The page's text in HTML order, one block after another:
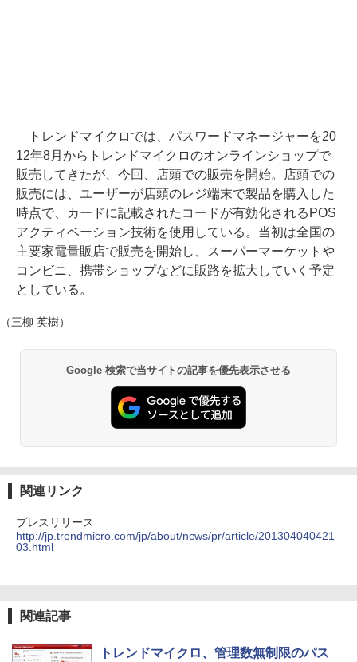
トレンドマイクロでは、パスワードマネージャーを20
12年8月からトレンドマイクロのオンラインショップで
販売してきたが、今回、店頭での販売を開始。店頭での
販売には、ユーザーが店頭のレジ端末で製品を購入した
時点で、カードに記載されたコードが有効化されるPOS
アクティベーション技術を使用している。当初は全国の
主要家電量販店で販売を開始し、スーパーマーケットや
コンビニ、携帯ショップなどに販路を拡大していく予定
としている。
（三柳 英樹）
Google 検索で当サイトの記事を優先表示させる
関連リンク
プレスリリース
http://jp.trendmicro.com/jp/about/news/pr/article/201304040421
03.html
関連記事
トレンドマイクロ、管理数無制限のパス